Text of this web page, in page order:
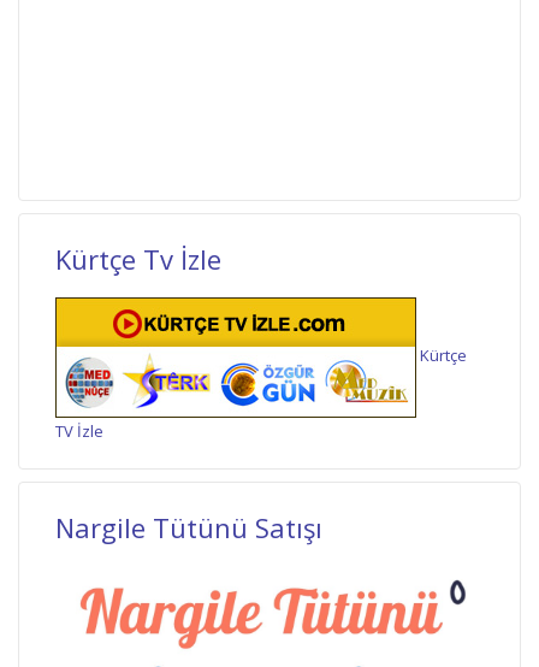
Kürtçe Tv İzle
Kürtçe
TV İzle
Nargile Tütünü Satışı